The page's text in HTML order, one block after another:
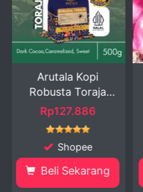
Bawang Merah
Berkualitas Super
1kg &...
Rp29.999
Shopee
Beli Sekarang